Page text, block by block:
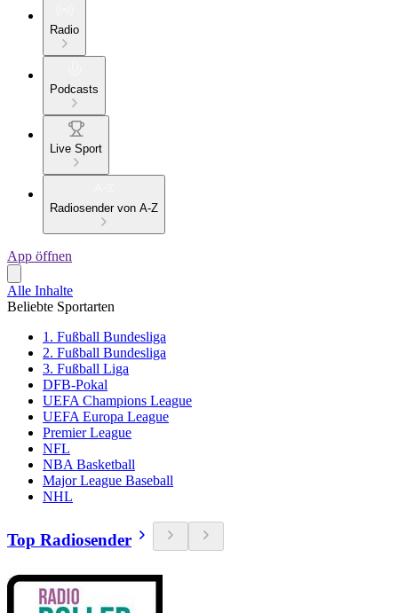
Radio
Podcasts
Live Sport
Radiosender von A-Z
App öffnen
Alle Inhalte
Beliebte Sportarten
1. Fußball Bundesliga
2. Fußball Bundesliga
3. Fußball Liga
DFB-Pokal
UEFA Champions League
UEFA Europa League
Premier League
NFL
NBA Basketball
Major League Baseball
NHL
Top Radiosender